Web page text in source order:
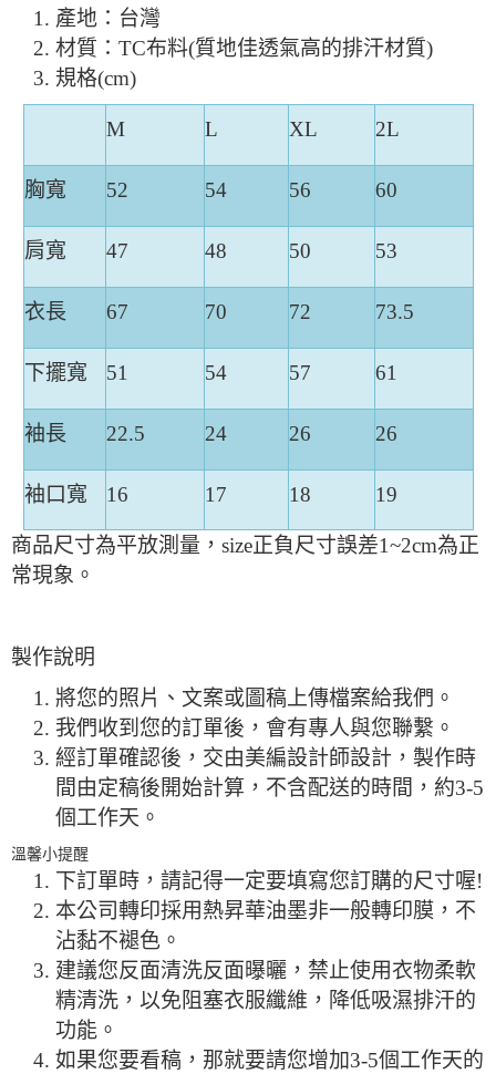
產地：台灣
材質：TC布料(質地佳透氣高的排汗材質)
規格(cm)
M L XL 2L
胸寬 52 54 56 60
肩寬 47 48 50 53
衣長 67 70 72 73.5
下擺寬 51 54 57 61
袖長 22.5 24 26 26
袖口寬 16 17 18 19
商品尺寸為平放測量，size正負尺寸誤差1~2cm為正
常現象。
製作說明
將您的照片、文案或圖稿上傳檔案給我們。
我們收到您的訂單後，會有專人與您聯繫。
經訂單確認後，交由美編設計師設計，製作時
間由定稿後開始計算，不含配送的時間，約3-5
個工作天。
溫馨小提醒
下訂單時，請記得一定要填寫您訂購的尺寸喔!
本公司轉印採用熱昇華油墨非一般轉印膜，不
沾黏不褪色。
建議您反面清洗反面曝曬，禁止使用衣物柔軟
精清洗，以免阻塞衣服纖維，降低吸濕排汗的
功能。
如果您要看稿，那就要請您增加3-5個工作天的